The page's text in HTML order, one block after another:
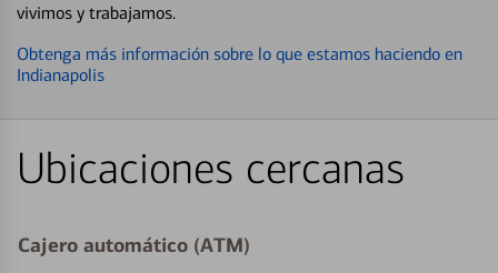
vivimos y trabajamos.
Obtenga más información sobre lo que estamos haciendo en
Indianapolis
Ubicaciones cercanas
Cajero automático (ATM)